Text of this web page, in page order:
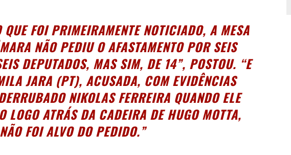
QUE FOI PRIMEIRAMENTE NOTICIADO, A MESA
NÃO PEDIU O AFASTAMENTO POR SEIS
DEPUTADOS, MAS SIM, DE 14”, POSTOU. “E
JARA (PT), ACUSADA, COM EVIDÊNCIAS
NIKOLAS FERREIRA QUANDO ELE
LOGO ATRÁS DA CADEIRA DE HUGO MOTTA,
NÃO FOI ALVO DO PEDIDO.”